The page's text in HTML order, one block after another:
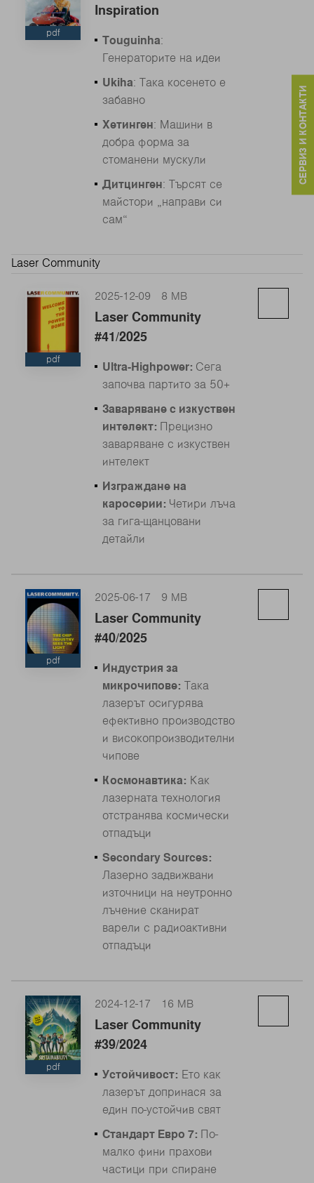
pdf
Inspiration
Touguinha:
Генераторите на идеи
Ukiha: Така косенето е
забавно
Хетинген: Машини в
добра форма за
стоманени мускули
Дитцинген: Търсят се
майстори „направи си
сам“
Laser Community
pdf
2025-12-09 8 MB
Laser Community
#41/2025
Ultra-Highpower: Сега
започва партито за 50+
Заваряване с изкуствен
интелект: Прецизно
заваряване с изкуствен
интелект
Изграждане на
каросерии: Четири лъча
за гига-щанцовани
детайли
pdf
2025-06-17 9 MB
Laser Community
#40/2025
Индустрия за
микрочипове: Така
лазерът осигурява
ефективно производство
и високопроизводителни
чипове
Космонавтика: Как
лазерната технология
отстранява космически
отпадъци
Secondary Sources:
Лазерно задвижвани
източници на неутронно
лъчение сканират
варели с радиоактивни
отпадъци
pdf
2024-12-17 16 MB
Laser Community
#39/2024
Устойчивост: Ето как
лазерът допринася за
един по-устойчив свят
Стандарт Евро 7: По-
малко фини прахови
частици при спиране
СЕРВИЗ И КОНТАКТИ